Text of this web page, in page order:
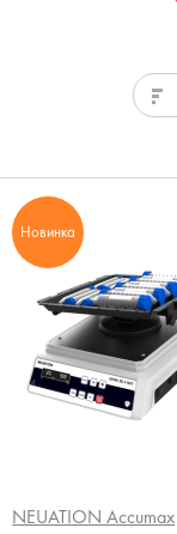
Новинка
NEUATION Accumax